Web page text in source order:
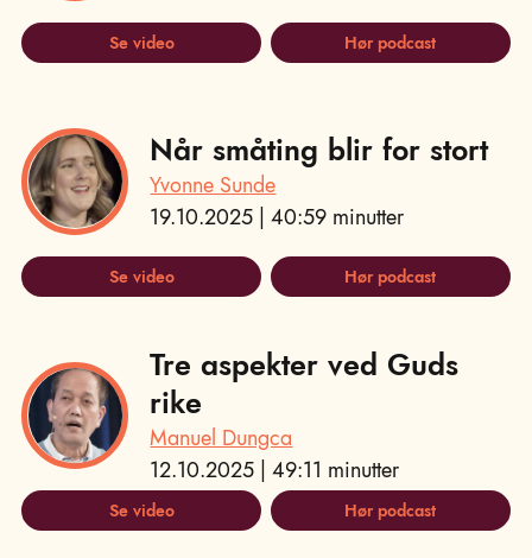
Se video Hør podcast
Når småting blir for stort
Yvonne Sunde
19.10.2025 | 40:59 minutter
Se video Hør podcast
Tre aspekter ved Guds
rike
Manuel Dungca
12.10.2025 | 49:11 minutter
Se video Hør podcast